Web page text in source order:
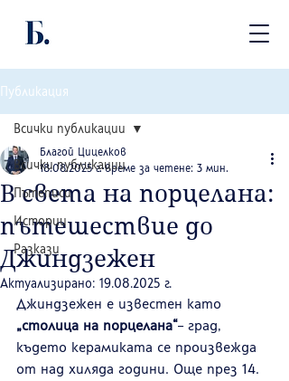
Публикация
Всички публикации
Пътеписи
Истории
Разкази
Всички публикации
В света на порцелана:
пътешествие до
Джиндзежен
Благой Цицелков
18.08.2025 г. време за четене: 3 мин.
Актуализирано: 19.08.2025 г.
Джиндзежен е известен като
„столица на порцелана“– град,
където керамиката се произвежда
от над хиляда години. Още през 14.